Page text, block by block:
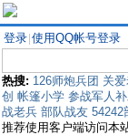
登录 使用QQ帐号登录
热搜: 126师炮兵团 关
创 帐篷小学 参战军人
战老兵 部队战友 54242
推荐使用客户端访问本